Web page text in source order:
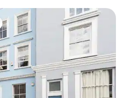
на гостите“